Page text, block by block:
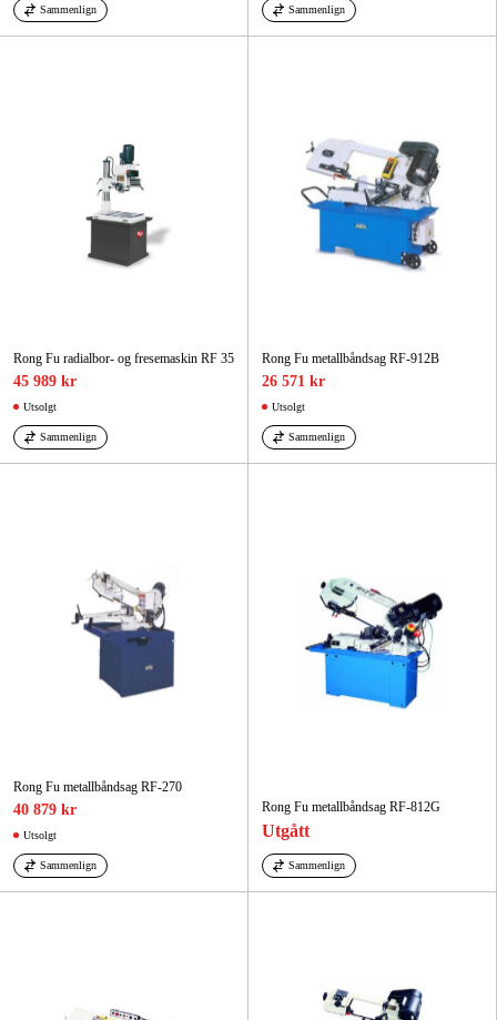
Sammenlign Sammenlign
Rong Fu radialbor- og fresemaskin RF 35
45 989 kr
Utsolgt
Sammenlign
Rong Fu metallbåndsag RF-912B
26 571 kr
Utsolgt
Sammenlign
Rong Fu metallbåndsag RF-270
40 879 kr
Utsolgt
Sammenlign
Rong Fu metallbåndsag RF-812G
Utgått
Sammenlign